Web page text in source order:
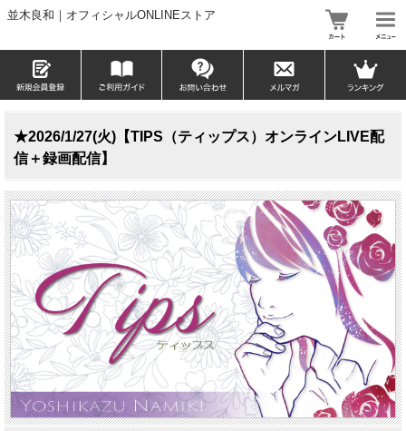
並木良和｜オフィシャルONLINEストア
★2026/1/27(火)【TIPS（ティップス）オンラインLIVE配
信＋録画配信】